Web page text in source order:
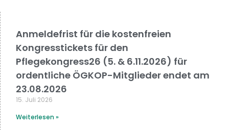
Anmeldefrist für die kostenfreien
Kongresstickets für den
Pflegekongress26 (5. & 6.11.2026) für
ordentliche ÖGKOP-Mitglieder endet am
23.08.2026
15. Juli 2026
Weiterlesen »